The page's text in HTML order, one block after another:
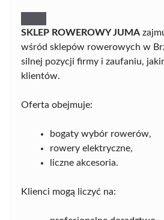
SKLEP ROWEROWY JUMA
wśród sklepów rowerowych w
silnej pozycji firmy i zaufaniu,
klientów.
Oferta obejmuje:
bogaty wybór rowerów,
rowery elektryczne,
liczne akcesoria.
Klienci mogą liczyć na: